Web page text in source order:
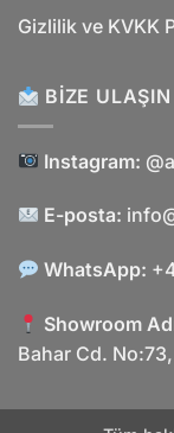
Gizlilik ve KVKK
BIZE ULAŞIN
Instagram:
E-posta:
WhatsApp:
Showroom
Bahar Cd.